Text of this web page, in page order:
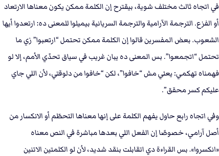
في اتجاه ثالث مختلف شوية، بيقترح إن الكلمة ممكن يكون معناها الارتعاد
أو الفزع. الترجمة الآرامية والترجمة السريانية بيميلوا للمعنى ده: ارتعدوا أيها
الشعوب. بعض المفسرين قالوا إن الكلمة ممكن تحتمل “ارتعبوا” زي ما
تحتمل “اتجمعوا”. بس المعنى ده يبان غريب في سياق تحدّي الأمم، إلا لو
فهمناه تهكمي: يعني مش “خافوا”، لكن “خافوا من دلوقتي، لأن اللي جاي
عليكم كسر محقق”.
وفي اتجاه رابع حاول يفهم الكلمة على إنها معناها التحطّم أو الانكسار من
أصل آرامي، خصوصًا إن الفعل اللي بعدها مباشرة في النص معناه
«انكسروا». بس القراءة دي اتقابلت بنقد شديد، لأن لو الكلمتين الاتنين